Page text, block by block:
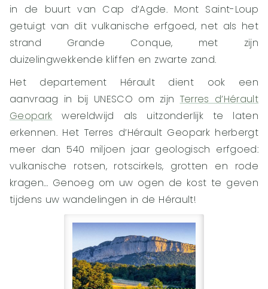
in de buurt van Cap d’Agde. Mont Saint-Loup
getuigt van dit vulkanische erfgoed, net als het
strand Grande Conque, met zijn
duizelingwekkende kliffen en zwarte zand.
Het departement Hérault dient ook een
aanvraag in bij UNESCO om zijn Terres d’Hérault
Geopark wereldwijd als uitzonderlijk te laten
erkennen. Het Terres d’Hérault Geopark herbergt
meer dan 540 miljoen jaar geologisch erfgoed:
vulkanische rotsen, rotscirkels, grotten en rode
kragen… Genoeg om uw ogen de kost te geven
tijdens uw wandelingen in de Hérault!